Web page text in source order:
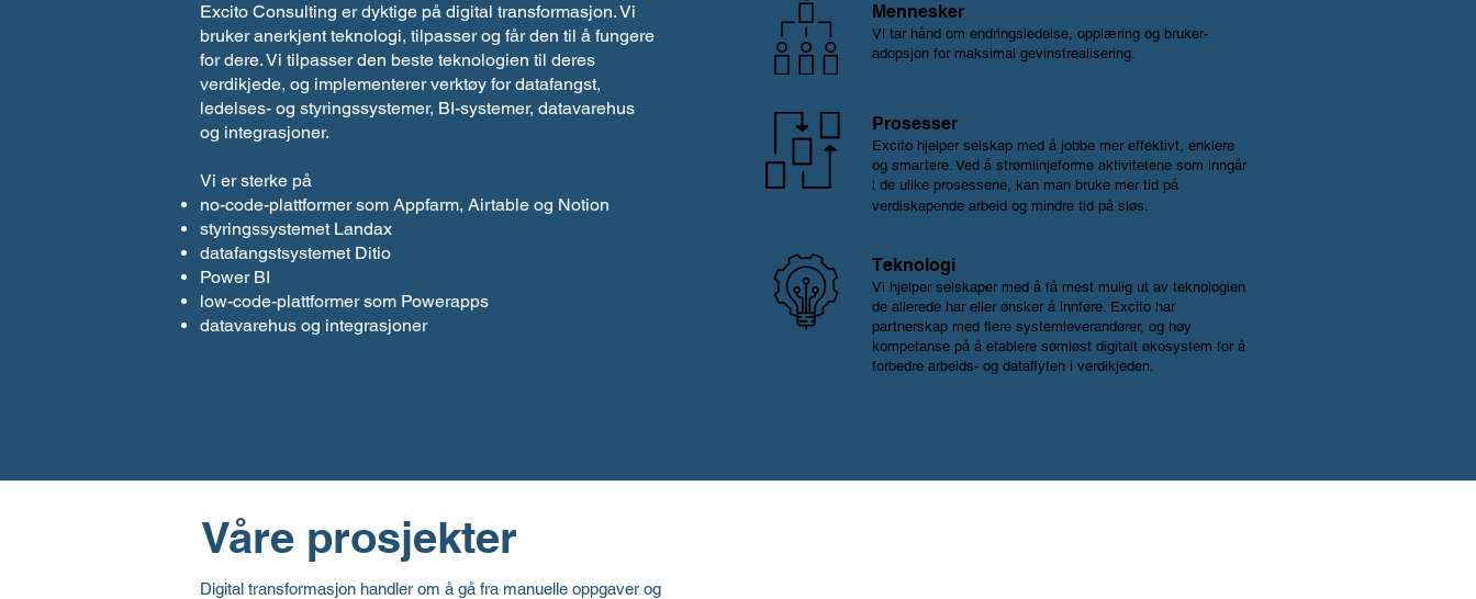
Excito Consulting er dyktige på digital transformasjon. Vi
bruker anerkjent teknologi, tilpasser og får den til å fungere
for dere. Vi tilpasser den beste teknologien til deres
verdikjede, og implementerer verktøy for datafangst,
ledelses- og styringssystemer, BI-systemer, datavarehus
og integrasjoner.
Vi er sterke på
no-code-plattformer som Appfarm, Airtable og Notion
styringssystemet Landax
datafangstsystemet Ditio
Power BI
low-code-plattformer som Powerapps
datavarehus og integrasjoner
Mennesker
Vi tar hånd om endringsledelse, opplæring og bruker-
adopsjon for maksimal gevinstrealisering.
Prosesser
Excito hjelper selskap med å jobbe mer effektivt, enklere
og smartere. Ved å strømlinjeforme aktivitetene som inngår
i de ulike prosessene, kan man bruke mer tid på
verdiskapende arbeid og mindre tid på sløs.
Teknologi
Vi hjelper selskaper med å få mest mulig ut av teknologien
de allerede har eller ønsker å innføre. Excito har
partnerskap med flere systemleverandører, og høy
kompetanse på å etablere sømløst digitalt økosystem for å
forbedre arbeids- og dataflyten i verdikjeden.
Våre prosjekter
Digital transformasjon handler om å gå fra manuelle oppgaver og